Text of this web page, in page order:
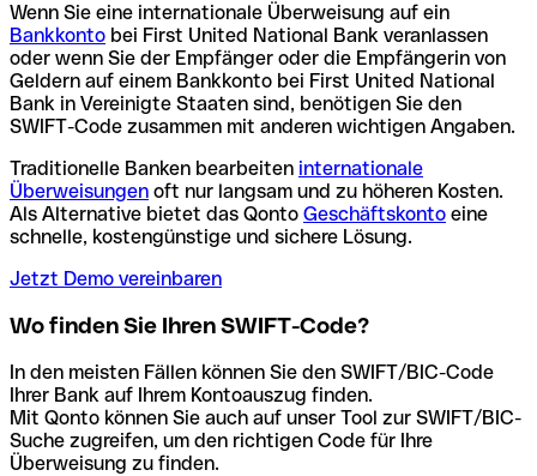
Wenn Sie eine internationale Überweisung auf ein
Bankkonto bei First United National Bank veranlassen
oder wenn Sie der Empfänger oder die Empfängerin von
Geldern auf einem Bankkonto bei First United National
Bank in Vereinigte Staaten sind, benötigen Sie den
SWIFT-Code zusammen mit anderen wichtigen Angaben.
Traditionelle Banken bearbeiten internationale
Überweisungen oft nur langsam und zu höheren Kosten.
Als Alternative bietet das Qonto Geschäftskonto eine
schnelle, kostengünstige und sichere Lösung.
Jetzt Demo vereinbaren
Wo finden Sie Ihren SWIFT-Code?
In den meisten Fällen können Sie den SWIFT/BIC-Code
Ihrer Bank auf Ihrem Kontoauszug finden.
Mit Qonto können Sie auch auf unser Tool zur SWIFT/BIC-
Suche zugreifen, um den richtigen Code für Ihre
Überweisung zu finden.